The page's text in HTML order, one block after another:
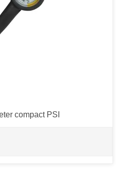
compact PSI